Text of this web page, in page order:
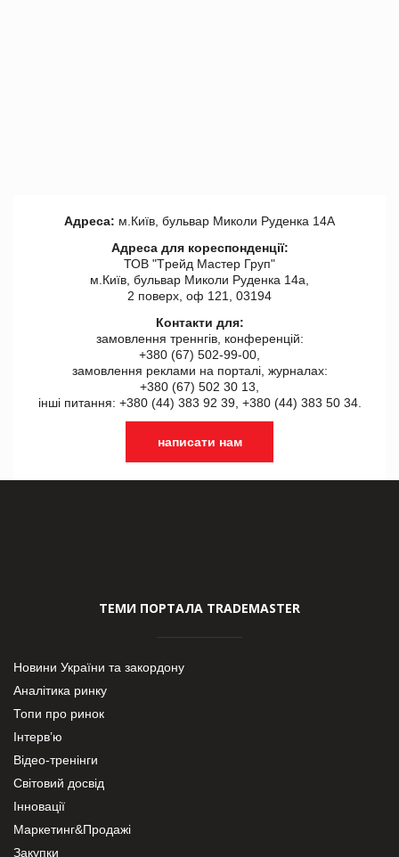
Адреса: м.Київ, бульвар Миколи Руденка 14А
Адреса для кореспонденції:
ТОВ "Tрейд Мастер Груп"
м.Київ, бульвар Миколи Руденка 14а,
2 поверх, оф 121, 03194
Контакти для:
замовлення треннгів, конференцій:
+380 (67) 502-99-00,
замовлення реклами на порталі, журналах:
+380 (67) 502 30 13,
інші питання: +380 (44) 383 92 39, +380 (44) 383 50 34.
написати нам
ТЕМИ ПОРТАЛА TRADEMASTER
Новини України та закордону
Аналітика ринку
Топи про ринок
Інтерв’ю
Відео-тренінги
Світовий досвід
Інновації
Маркетинг&Продажі
Закупки